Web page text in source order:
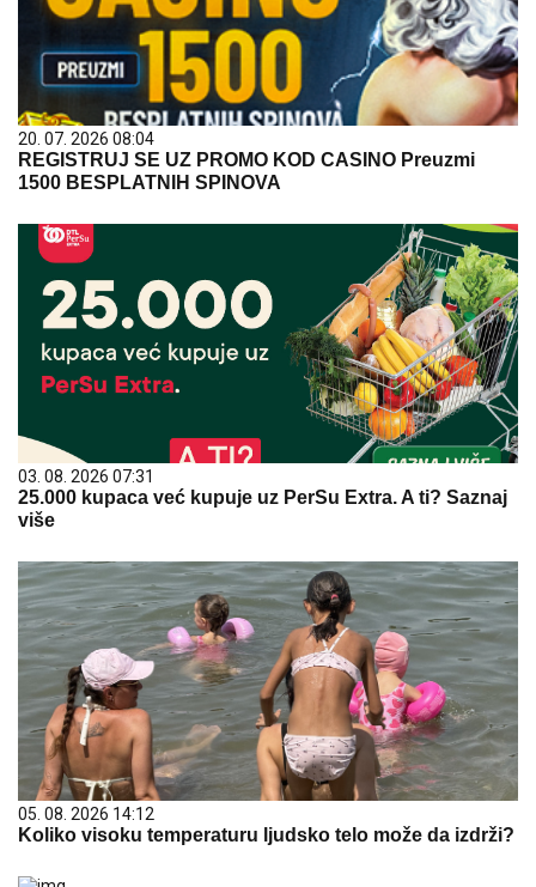
20. 07. 2026 08:04
REGISTRUJ SE UZ PROMO KOD CASINO Preuzmi
1500 BESPLATNIH SPINOVA
03. 08. 2026 07:31
25.000 kupaca već kupuje uz PerSu Extra. A ti? Saznaj
više
05. 08. 2026 14:12
Koliko visoku temperaturu ljudsko telo može da izdrži?